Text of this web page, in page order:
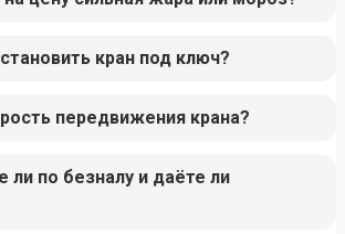
кран под ключ?
передвижения крана?
ли по безналу и даёте ли